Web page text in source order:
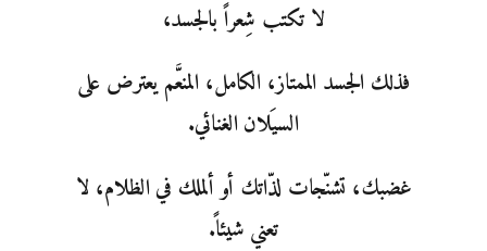
لا تكتب شِعراً بالجسد،
فذلك الجسد الممتاز، الكامل، المنعَّم يعترض على
السيَلان الغنائي.
غضبك، تشنّجات لذّاتك أو ألملك في الظلام، لا
تعني شيئاً.